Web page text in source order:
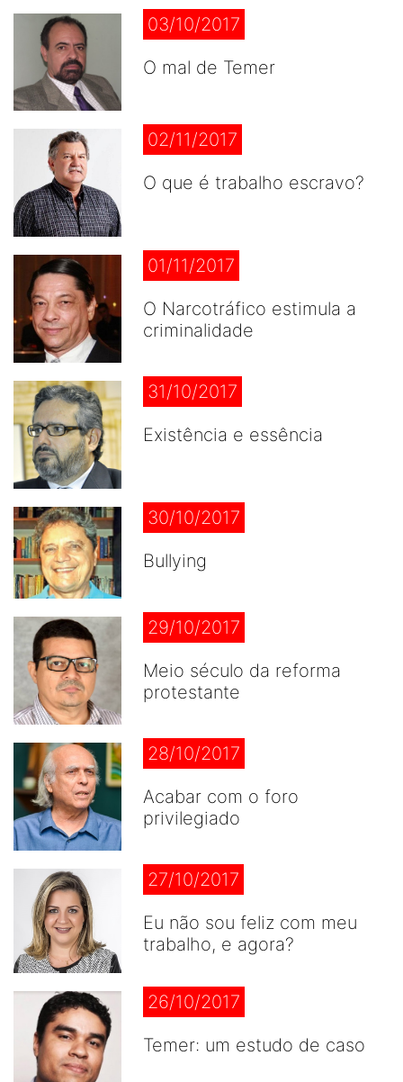
03/10/2017
O mal de Temer
02/11/2017
O que é trabalho escravo?
01/11/2017
O Narcotráfico estimula a
criminalidade
31/10/2017
Existência e essência
30/10/2017
Bullying
29/10/2017
Meio século da reforma
protestante
28/10/2017
Acabar com o foro
privilegiado
27/10/2017
Eu não sou feliz com meu
trabalho, e agora?
26/10/2017
Temer: um estudo de caso